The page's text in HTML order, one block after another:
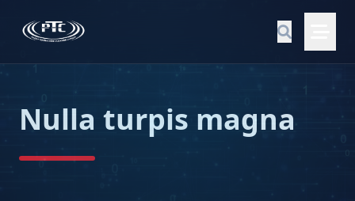
Nulla turpis magna